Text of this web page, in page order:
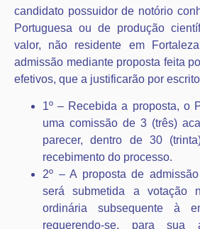
candidato possuidor de notório
Portuguesa ou de produção
valor, não residente em
admissão mediante proposta feita
efetivos, que a justificarão por
1º – Recebida a proposta, o
uma comissão de 3 (três)
parecer, dentro de 30
recebimento do processo.
2º – A proposta de
será submetida a votação
ordinária subsequente à
requerendo-se, para sua